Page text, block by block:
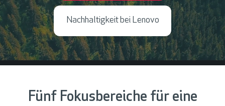
Nachhaltigkeit bei Lenovo
Fünf Fokusbereiche für eine